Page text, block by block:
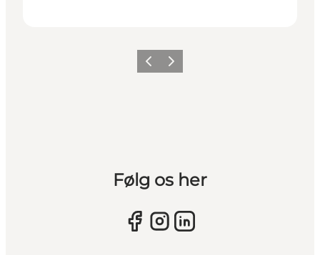
Forrige billede
Næste billede
Følg os her